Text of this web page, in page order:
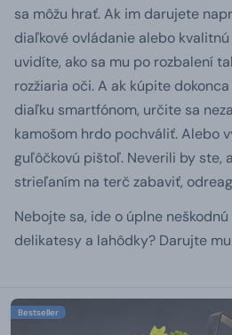
sa môžu hrať. Ak im darujete
diaľkové ovládanie alebo
uvidíte, ako sa mu po rozbalení
rozžiaria oči. A ak kúpite
diaľku smartfónom, určite sa
kamošom hrdo pochváliť. Alebo
guľôčkovú pištoľ. Neverili by ste,
strieľaním na terč zabaviť,
Nebojte sa, ide o úplne
delikatesy a lahôdky? Darujte mu
Bestseller